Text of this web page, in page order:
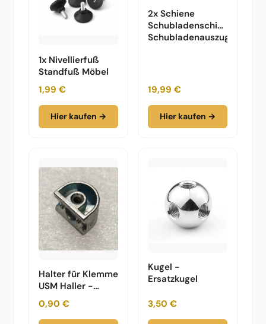
1x Nivellierfuß
Standfuß Möbel
1,99 €
Hier kaufen →
2x Schiene
Schubladenschiene
Schubladenauszug
19,99 €
Hier kaufen →
Halter für Klemme
USM Haller -
Designklassiker
0,90 €
Kugel -
Ersatzkugel
3,50 €